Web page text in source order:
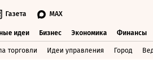
Газета MAX
идеи Бизнес Экономика Финансы
торговли Идеи управления Город